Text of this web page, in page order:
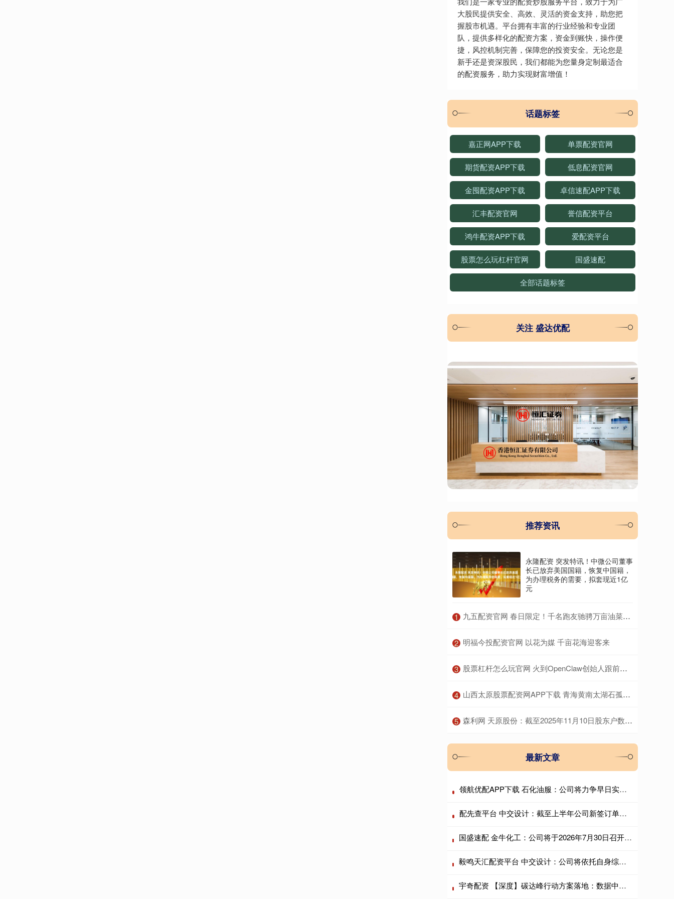
大股民提供安全、高效、灵活的资金支持，助您把
握股市机遇。平台拥有丰富的行业经验和专业团
队，提供多样化的配资方案，资金到账快，操作便
捷，风控机制完善，保障您的投资安全。无论您是
新手还是资深股民，我们都能为您量身定制最适合
的配资服务，助力实现财富增值！
话题标签
嘉正网APP下载 单票配资官网
期货配资APP下载 低息配资官网
金囤配资APP下载 卓信速配APP下载
汇丰配资官网 誉信配资平台
鸿牛配资APP下载 爱配资平台
股票怎么玩杠杆官网 国盛速配
全部话题标签
关注 盛达优配
推荐资讯
永隆配资 突发特讯！中微公司董事
长已放弃美国国籍，恢复中国籍，
为办理税务的需要，拟套现近1亿
元
1 ​九五配资官网 春日限定！千名跑友驰骋万亩油菜花海丨组图
2 ​明福今投配资官网 以花为媒 千亩花海迎客来
3 ​股票杠杆怎么玩官网 火到OpenClaw创始人跟前了！百度“养虾全家桶”到底有多猛？
4 ​山西太原股票配资网APP下载 青海黄南太湖石孤置庭院 黄南太湖石绿地造景 黄石大型窟窿石
5 ​森利网 天原股份：截至2025年11月10日股东户数约为5.81万户
最新文章
领航优配APP下载 石化油服：公司将力争早日实现现金分红
配先查平台 中交设计：截至上半年公司新签订单保持稳定
国盛速配 金牛化工：公司将于2026年7月30日召开2026年第二次临时股东会
毅鸣天汇配资平台 中交设计：公司将依托自身综合优势，持续巩固市场份额
宇奇配资 【深度】碳达峰行动方案落地：数据中心与AI基建纳入控碳版图